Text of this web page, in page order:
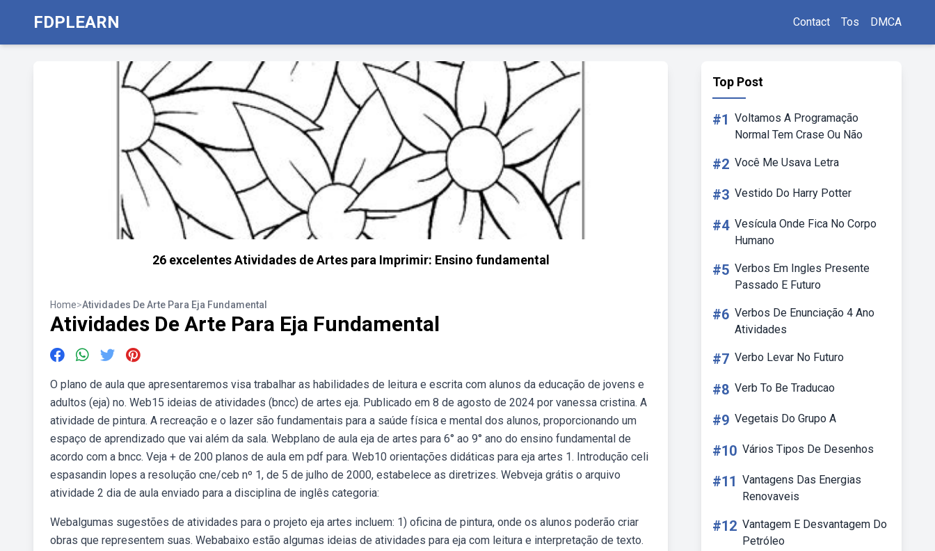
FDPLEARN Contact Tos DMCA
26 excelentes Atividades de Artes para Imprimir: Ensino fundamental
Home>Atividades De Arte Para Eja Fundamental
Atividades De Arte Para Eja Fundamental
O plano de aula que apresentaremos visa trabalhar as habilidades de leitura e escrita com alunos da educação de jovens e
adultos (eja) no. Web15 ideias de atividades (bncc) de artes eja. Publicado em 8 de agosto de 2024 por vanessa cristina. A
atividade de pintura. A recreação e o lazer são fundamentais para a saúde física e mental dos alunos, proporcionando um
espaço de aprendizado que vai além da sala. Webplano de aula eja de artes para 6° ao 9° ano do ensino fundamental de
acordo com a bncc. Veja + de 200 planos de aula em pdf para. Web10 orientações didáticas para eja artes 1. Introdução celi
espasandin lopes a resolução cne/ceb nº 1, de 5 de julho de 2000, estabelece as diretrizes. Webveja grátis o arquivo
atividade 2 dia de aula enviado para a disciplina de inglês categoria:
Webalgumas sugestões de atividades para o projeto eja artes incluem: 1) oficina de pintura, onde os alunos poderão criar
obras que representem suas. Webabaixo estão algumas ideias de atividades para eja com leitura e interpretação de texto.
Top Post
#1 Voltamos A Programação
Normal Tem Crase Ou Não
#2 Você Me Usava Letra
#3 Vestido Do Harry Potter
#4 Vesícula Onde Fica No Corpo
Humano
#5 Verbos Em Ingles Presente
Passado E Futuro
#6 Verbos De Enunciação 4 Ano
Atividades
#7 Verbo Levar No Futuro
#8 Verb To Be Traducao
#9 Vegetais Do Grupo A
#10 Vários Tipos De Desenhos
#11 Vantagens Das Energias
Renovaveis
#12 Vantagem E Desvantagem Do
Petróleo